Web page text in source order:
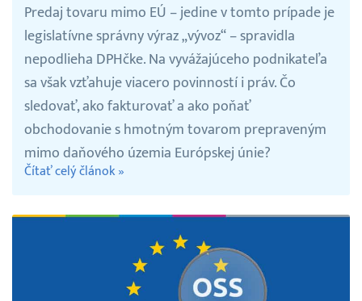
Predaj tovaru mimo EÚ – jedine v tomto prípade je
legislatívne správny výraz „vývoz“ – spravidla
nepodlieha DPHčke. Na vyvážajúceho podnikateľa
sa však vzťahuje viacero povinností i práv. Čo
sledovať, ako fakturovať a ako poňať
obchodovanie s hmotným tovarom prepraveným
mimo daňového územia Európskej únie?
Čítať celý článok »